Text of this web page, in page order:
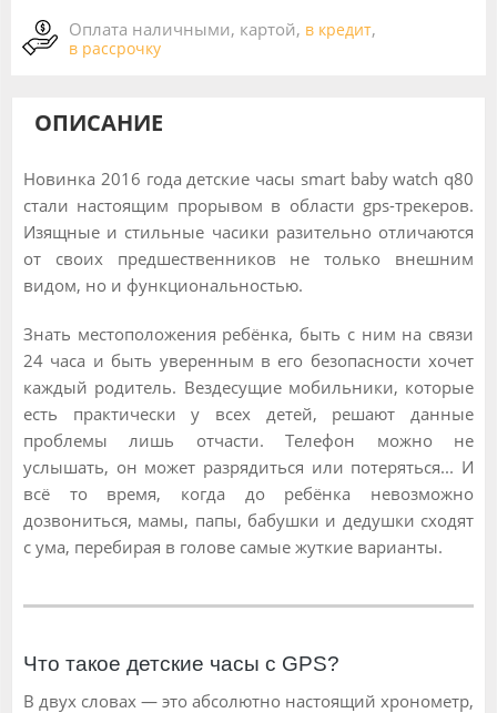
Оплата наличными, картой, в кредит,
в рассрочку
ОПИСАНИЕ
Новинка 2016 года детские часы smart baby watch q80
стали настоящим прорывом в области gps-трекеров.
Изящные и стильные часики разительно отличаются
от своих предшественников не только внешним
видом, но и функциональностью.
Знать местоположения ребёнка, быть с ним на связи
24 часа и быть уверенным в его безопасности хочет
каждый родитель. Вездесущие мобильники, которые
есть практически у всех детей, решают данные
проблемы лишь отчасти. Телефон можно не
услышать, он может разрядиться или потеряться... И
всё то время, когда до ребёнка невозможно
дозвониться, мамы, папы, бабушки и дедушки сходят
с ума, перебирая в голове самые жуткие варианты.
Что такое детские часы с GPS?
В двух словах — это абсолютно настоящий хронометр,